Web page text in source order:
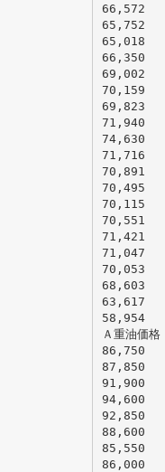
66,572
65,752
65,018
66,350
69,002
70,159
69,823
71,940
74,630
71,716
70,891
70,495
70,115
70,551
71,421
71,047
70,053
68,603
63,617
58,954
Ａ重油価格
86,750
87,850
91,900
94,600
92,850
88,600
85,550
86,000